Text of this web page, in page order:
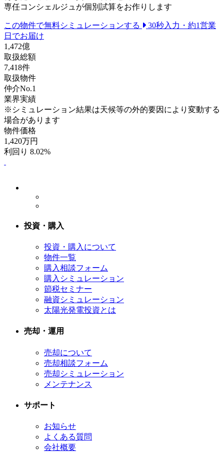
専任コンシェルジュが個別試算をお作りします
この物件で無料シミュレーションする
30秒入力・約1営業
日でお届け
1,472億
取扱総額
7,418件
取扱物件
仲介No.1
業界実績
※シミュレーション結果は天候等の外的要因により変動する
場合があります
物件価格
1,420万円
利回り 8.02%
投資・購入
投資・購入について
物件一覧
購入相談フォーム
購入シミュレーション
節税セミナー
融資シミュレーション
太陽光発電投資とは
売却・運用
売却について
売却相談フォーム
売却シミュレーション
メンテナンス
サポート
お知らせ
よくある質問
会社概要